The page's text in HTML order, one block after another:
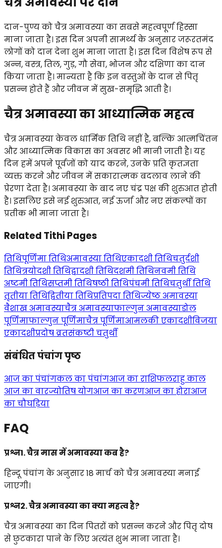
दान-पुण्य को चैत्र अमावस्या का सबसे महत्वपूर्ण हिस्सा
माना जाता है। इस दिन अपनी सामर्थ्य के अनुसार जरूरतमंद
लोगों को दान देना शुभ माना जाता है। इस दिन विशेष रूप से
अन्न, वस्त्र, तिल, गुड़, गौ सेवा, भोजन और दक्षिणा का दान
किया जाता है। मान्यता है कि इन वस्तुओं के दान से पितृ
प्रसन्न होते हैं और जीवन में सुख-समृद्धि आती है।
चैत्र अमावस्या का आध्यात्मिक महत्व
चैत्र अमावस्या केवल धार्मिक तिथि नहीं है, बल्कि आत्मचिंतन
और आध्यात्मिक विकास का अवसर भी मानी जाती है। यह
दिन हमें अपने पूर्वजों को याद करने, उनके प्रति कृतज्ञता
व्यक्त करने और जीवन में सकारात्मक बदलाव लाने की
प्रेरणा देता है। अमावस्या के बाद नए चंद्र पक्ष की शुरुआत होती
है। इसलिए इसे नई शुरुआत, नई ऊर्जा और नए संकल्पों का
प्रतीक भी माना जाता है।
Related Tithi Pages
तिथिपूर्णिमा तिथिअमावस्या तिथिएकादशी तिथिचतुर्दशी
तिथित्रयोदशी तिथिद्वादशी तिथिदशमी तिथिनवमी तिथि
अष्टमी तिथिसप्तमी तिथिषष्ठी तिथिपंचमी तिथिचतुर्थी तिथि
तृतीया तिथिद्वितीया तिथिप्रतिपदा तिथिज्येष्ठ अमावस्या
वैशाख अमावस्याचैत्र अमावस्याफाल्गुन अमावस्याडोल
पूर्णिमाफाल्गुन पूर्णिमाचैत्र पूर्णिमाआमलकी एकादशीविजया
एकादशीप्रदोष व्रतसंकष्टी चतुर्थी
संबंधित पंचांग पृष्ठ
आज का पंचांगकल का पंचांगआज का राशिफलराहु काल
आज का वारज्योतिष योगआज का करणआज का होराआज
का चौघड़िया
FAQ
प्रश्न1. चैत्र मास में अमावस्या कब है?
हिन्दू पंचांग के अनुसार 18 मार्च को चैत्र अमावस्या मनाई
जाएगी।
प्रश्न2. चैत्र अमावस्या का क्या महत्व है?
चैत्र अमावस्या का दिन पितरों को प्रसन्न करने और पितृ दोष
से छुटकारा पाने के लिए अत्यंत शुभ माना जाता है।